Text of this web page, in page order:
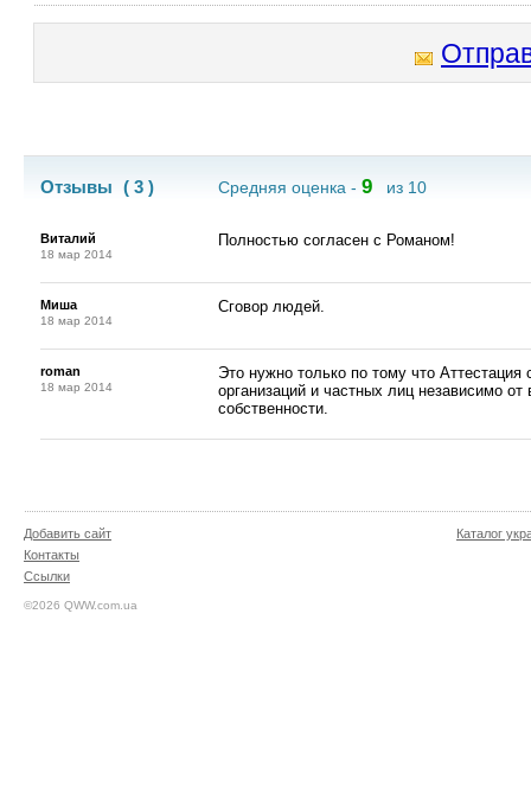
Отзывы ( 3 ) Средняя оценка - 9 из 10
Виталий
18 мар 2014
Полностью согласен с Романом!
Миша
18 мар 2014
Сговор людей.
roman
18 мар 2014
Это нужно только по тому что
организаций и частных лиц независимо
собственности.
Добавить сайт
Контакты
Ссылки
©2026 QWW.com.ua
Каталог